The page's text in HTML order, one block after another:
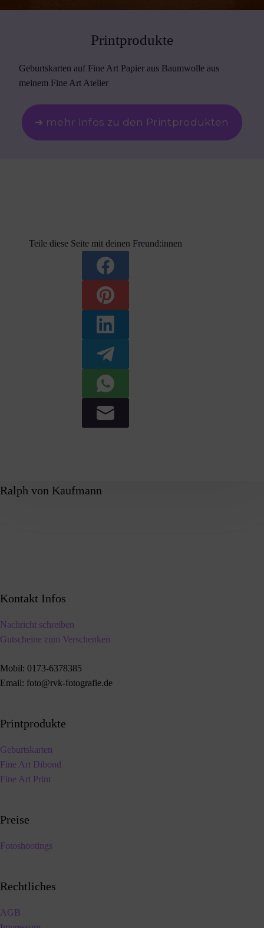
Printprodukte
Geburtskarten auf Fine Art Papier aus Baumwolle aus
meinem Fine Art Atelier
➜ mehr Infos zu den Printprodukten
Teile diese Seite mit deinen Freund:innen
Ralph von Kaufmann
Kontakt Infos
Nachricht schreiben
Gutscheine zum Verschenken
Mobil: 0173-6378385
Email: foto@rvk-fotografie.de
Printprodukte
Geburtskarten
Fine Art Dibond
Fine Art Print
Preise
Fotoshootings
Rechtliches
AGB